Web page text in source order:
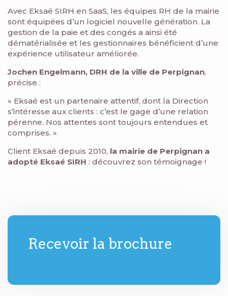
Avec Eksaé SIRH en SaaS, les équipes RH de la mairie
sont équipées d’un logiciel nouvelle génération. La
gestion de la paie et des congés a ainsi été
dématérialisée et les gestionnaires bénéficient d’une
expérience utilisateur améliorée.
Jochen Engelmann, DRH de la ville de Perpignan,
précise :
« Eksaé est un partenaire attentif, dont la Direction
s’intéresse aux clients : c’est le gage d’une relation
pérenne. Nos attentes sont toujours entendues et
comprises. »
Client Eksaé depuis 2010, la mairie de Perpignan a
adopté Eksaé SIRH : découvrez son témoignage !
Recevoir la brochure